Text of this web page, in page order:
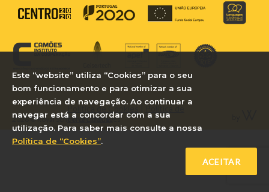
2026 © Royal School of Languages
Política de Cookies
Privacidade
Este “website” utiliza “Cookies” para o seu
bom funcionamento e para otimizar a sua
experiência de navegação. Ao continuar a
navegar está a concordar com a sua
utilização. Para saber mais consulte a nossa
Política de “Cookies”.
ACEITAR